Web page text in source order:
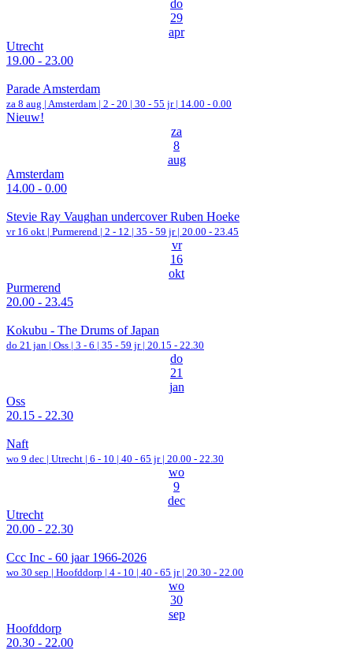
do
29
apr
Utrecht
19.00 - 23.00
Parade Amsterdam
za 8 aug | Amsterdam | 2 - 20 | 30 - 55 jr | 14.00 - 0.00
Nieuw!
za
8
aug
Amsterdam
14.00 - 0.00
Stevie Ray Vaughan undercover Ruben Hoeke
vr 16 okt | Purmerend | 2 - 12 | 35 - 59 jr | 20.00 - 23.45
vr
16
okt
Purmerend
20.00 - 23.45
Kokubu - The Drums of Japan
do 21 jan | Oss | 3 - 6 | 35 - 59 jr | 20.15 - 22.30
do
21
jan
Oss
20.15 - 22.30
Naft
wo 9 dec | Utrecht | 6 - 10 | 40 - 65 jr | 20.00 - 22.30
wo
9
dec
Utrecht
20.00 - 22.30
Ccc Inc - 60 jaar 1966-2026
wo 30 sep | Hoofddorp | 4 - 10 | 40 - 65 jr | 20.30 - 22.00
wo
30
sep
Hoofddorp
20.30 - 22.00